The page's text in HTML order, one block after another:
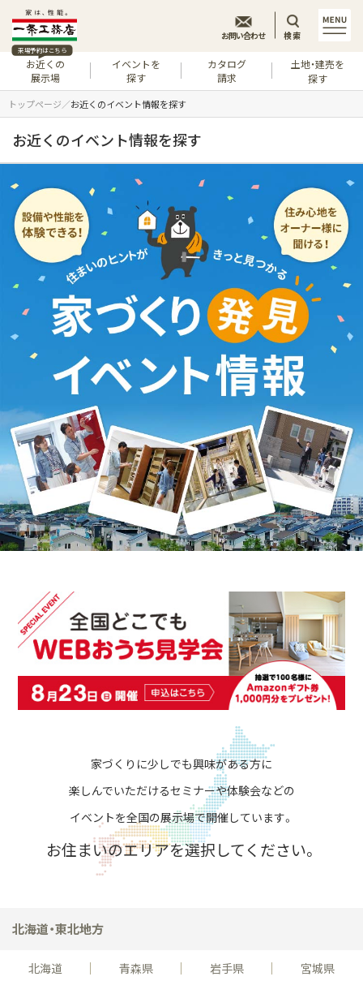
来場予約はこちら
お近くの
展示場
イベントを
探す
カタログ
請求
土地・建売を
探す
お問い合わせ 検索
トップページ お近くのイベント情報を探す
お近くのイベント情報を探す
家づくりに少しでも興味がある方に
楽しんでいただけるセミナーや体験会などの
イベントを全国の展示場で開催しています。
お住まいのエリアを選択してください。
北海道・東北地方
北海道 青森県 岩手県 宮城県